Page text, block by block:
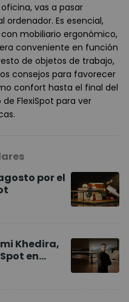
vas a pasar
Es esencial,
mobiliario ergonómico,
conveniente en función
de objetos de trabajo,
consejos para favorecer
confort hasta el final del
FlexiSpot para ver
por el
Khedira,
en